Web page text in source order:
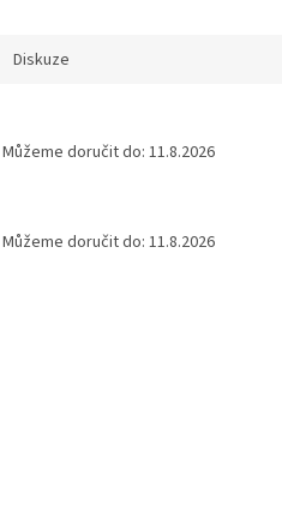
Diskuze
Můžeme doručit do: 11.8.2026
Můžeme doručit do: 11.8.2026